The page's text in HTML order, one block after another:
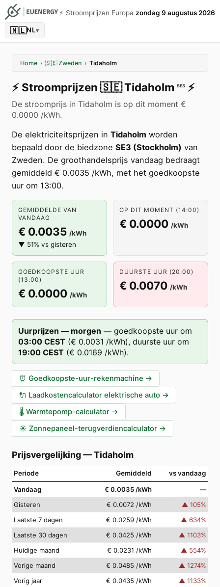
⚡️ Stroomprijzen Europa zondag 9 augustus 2026
🇳🇱NL▾
Home › 🇸🇪 Zweden › Tidaholm
⚡️ Stroomprijzen 🇸🇪Tidaholm SE3 ⚡️
De stroomprijs in Tidaholm is op dit moment €
0.0000 /kWh.
De elektriciteitsprijzen in Tidaholm worden
bepaald door de biedzone SE3 (Stockholm) van
Zweden. De groothandelsprijs vandaag bedraagt
gemiddeld € 0.0035 /kWh, met het goedkoopste
uur om 13:00.
GEMIDDELDE VAN
VANDAAG
€ 0.0035 /kWh
▼ 51% vs gisteren
OP DIT MOMENT (14:00)
€ 0.0000 /kWh
GOEDKOOPSTE UUR
(13:00)
€ 0.0000 /kWh
DUURSTE UUR (20:00)
€ 0.0070 /kWh
Uurprijzen — morgen — goedkoopste uur om
03:00 CEST (€ 0.0031 /kWh), duurste uur om
19:00 CEST (€ 0.0169 /kWh).
⏰ Goedkoopste-uur-rekenmachine →
🔌 Laadkostencalculator elektrische auto →
🌡️ Warmtepomp-calculator →
☀️ Zonnepaneel-terugverdiencalculator →
Prijsvergelijking—Tidaholm
Periode Gemiddeld vs vandaag
Vandaag € 0.0035 /kWh
—
Gisteren
€ 0.0072 /kWh ▲ 105%
Laatste 7 dagen
€ 0.0259 /kWh ▲ 634%
Laatste 30 dagen
€ 0.0425 /kWh ▲ 1103%
Huidige maand
€ 0.0231 /kWh ▲ 554%
Vorige maand
€ 0.0485 /kWh ▲ 1274%
Vorig jaar
€ 0.0435 /kWh ▲ 1133%